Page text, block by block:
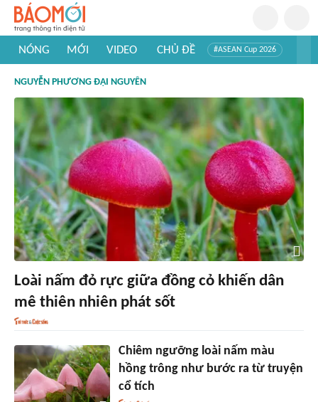
NÓNG MỚI VIDEO CHỦ ĐỀ #ASEAN Cup 2026
#Khám phá thế giới
NGUYỄN PHƯƠNG ĐẠI NGUYÊN
Loài nấm đỏ rực giữa đồng cỏ khiến dân
mê thiên nhiên phát sốt
Chiêm ngưỡng loài nấm màu
hồng trông như bước ra từ truyện
cổ tích